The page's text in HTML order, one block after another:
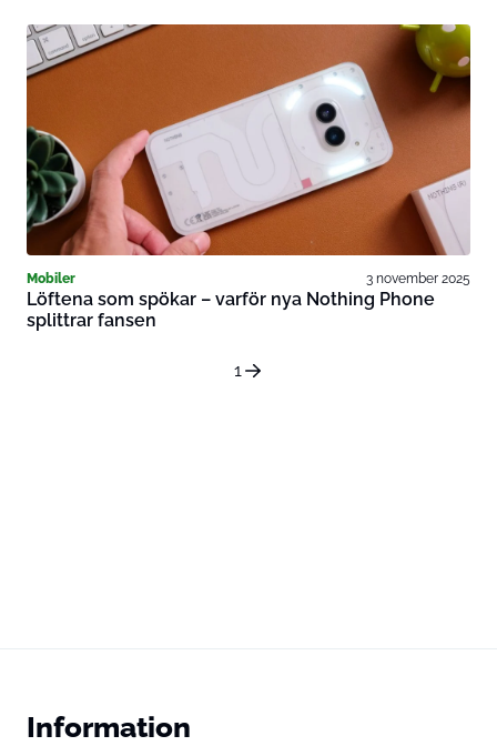
Mobiler 3 november 2025
Löftena som spökar – varför nya Nothing Phone
splittrar fansen
1
Information